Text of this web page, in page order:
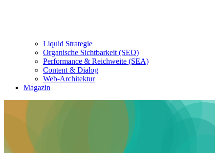
Liquid Strategie
Organische Sichtbarkeit (SEO)
Performance & Reichweite (SEA)
Content & Dialog
Web-Architektur
Magazin